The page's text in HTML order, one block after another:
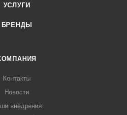
УСЛУГИ
БРЕНДЫ
Контакты
Новости
внедрения